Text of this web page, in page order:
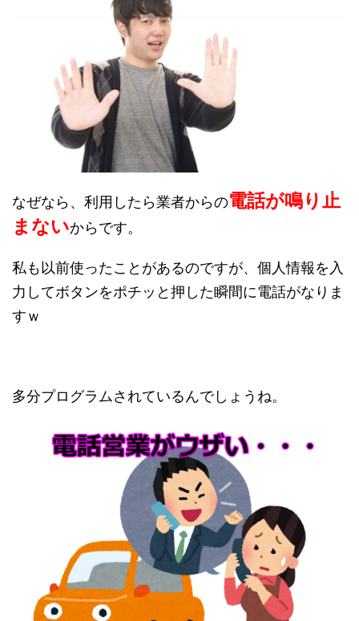
なぜなら、利用したら業者からの電話が鳴り止
まないからです。
私も以前使ったことがあるのですが、個人情報を入
力してボタンをポチッと押した瞬間に電話がなりま
すｗ
多分プログラムされているんでしょうね。